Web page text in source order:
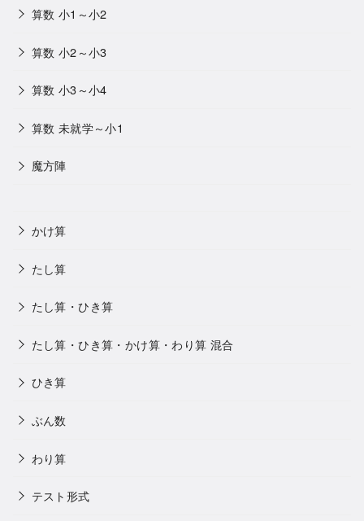
算数 小1～小2
算数 小2～小3
算数 小3～小4
算数 未就学～小1
魔方陣
かけ算
たし算
たし算・ひき算
たし算・ひき算・かけ算・わり算 混合
ひき算
ぶん数
わり算
テスト形式